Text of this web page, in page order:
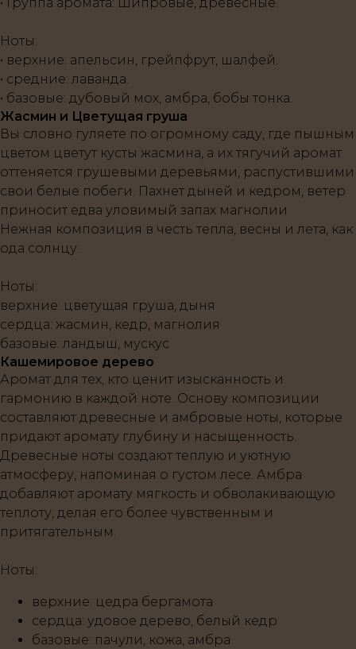
Ноты:
• верхние: апельсин, грейпфрут, шалфей.
• средние: лаванда.
• базовые: дубовый мох, амбра, бобы тонка.
Жасмин и Цветущая груша
Вы словно гуляете по огромному саду, где пышным
цветом цветут кусты жасмина, а их тягучий аромат
оттеняется грушевыми деревьями, распустившими
свои белые побеги. Пахнет дыней и кедром, ветер
приносит едва уловимый запах магнолии
Нежная композиция в честь тепла, весны и лета, как
ода солнцу.
Ноты:
верхние: цветущая груша, дыня
сердца: жасмин, кедр, магнолия
базовые: ландыш, мускус
Кашемировое дерево
Аромат для тех, кто ценит изысканность и
гармонию в каждой ноте. Основу композиции
составляют древесные и амбровые ноты, которые
придают аромату глубину и насыщенность.
Древесные ноты создают теплую и уютную
атмосферу, напоминая о густом лесе. Амбра
добавляют аромату мягкость и обволакивающую
теплоту, делая его более чувственным и
притягательным.
Ноты:
верхние: цедра бергамота
сердца: удовое дерево, белый кедр
базовые: пачули, кожа, амбра